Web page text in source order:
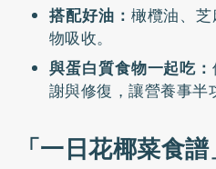
搭配好油： 橄欖油、
物吸收。
與蛋白質食物一起吃：
謝與修復，讓營養事半
「一日花椰菜食